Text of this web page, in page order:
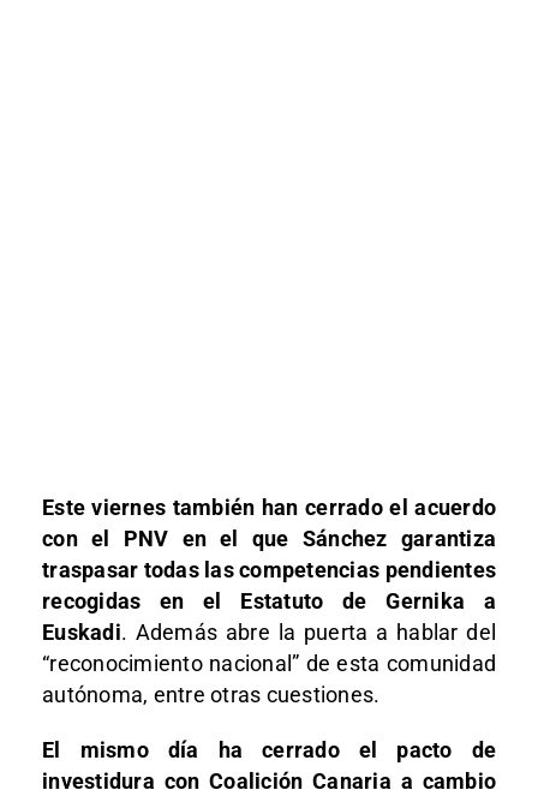
Este viernes también han cerrado el acuerdo
con el PNV en el que Sánchez garantiza
traspasar todas las competencias pendientes
recogidas en el Estatuto de Gernika a
Euskadi. Además abre la puerta a hablar del
“reconocimiento nacional” de esta comunidad
autónoma, entre otras cuestiones.
El mismo día ha cerrado el pacto de
investidura con Coalición Canaria a cambio